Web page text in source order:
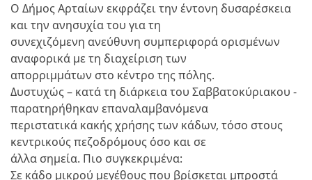
Ο Δήμος Αρταίων εκφράζει την έντονη δυσαρέσκεια
και την ανησυχία του για τη
συνεχιζόμενη ανεύθυνη συμπεριφορά ορισμένων
αναφορικά με τη διαχείριση των
απορριμμάτων στο κέντρο της πόλης.
Δυστυχώς – κατά τη διάρκεια του Σαββατοκύριακου -
παρατηρήθηκαν επαναλαμβανόμενα
περιστατικά κακής χρήσης των κάδων, τόσο στους
κεντρικούς πεζοδρόμους όσο και σε
άλλα σημεία. Πιο συγκεκριμένα:
Σε κάδο μικρού μεγέθους που βρίσκεται μπροστά